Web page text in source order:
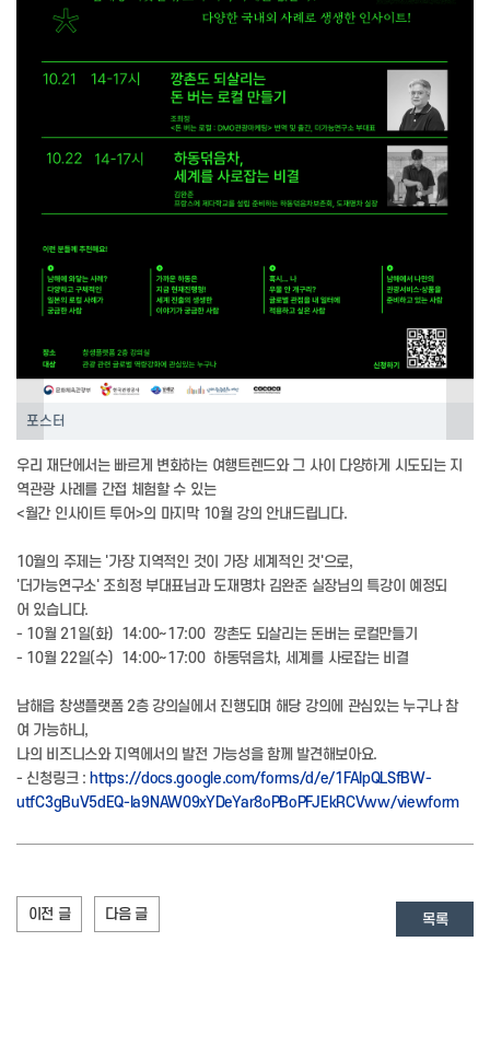
포스터
우리 재단에서는 빠르게 변화하는 여행트렌드와 그 사이 다양하게 시도되는 지
역관광 사례를 간접 체험할 수 있는
<월간 인사이트 투어>의 마지막 10월 강의 안내드립니다.
10월의 주제는 '가장 지역적인 것이 가장 세계적인 것'으로,
'더가능연구소' 조희정 부대표님과 도재명차 김완준 실장님의 특강이 예정되
어 있습니다.
- 10월 21일(화) 14:00~17:00 깡촌도 되살리는 돈버는 로컬만들기
- 10월 22일(수) 14:00~17:00 하동덖음차, 세계를 사로잡는 비결
남해읍 창생플랫폼 2층 강의실에서 진행되며 해당 강의에 관심있는 누구나 참
여 가능하니,
나의 비즈니스와 지역에서의 발전 가능성을 함께 발견해보아요.
- 신청링크 : https://docs.google.com/forms/d/e/1FAIpQLSfBW-
utfC3gBuV5dEQ-Ia9NAW09xYDeYar8oPBoPFJEkRCVww/viewform
이전 글 다음 글 목록